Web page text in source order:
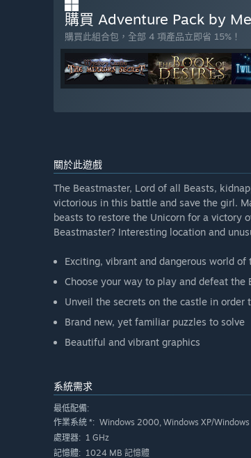
購買 Adventure Pack by
購買此組合包，全部 4 項產品立即省 15%！
關於此遊戲
The Beastmaster, Lord of all Beasts,
victorious in this battle and save the girl.
beasts to restore the Unicorn for a victory
Beastmaster? Interesting location and
Exciting, vibrant and dangerous world
Choose your way to play and defeat the
Unveil the secrets on the castle in order
Brand new, yet familiar puzzles to solve
Beautiful and vibrant graphics
系統需求
最低配備:
作業系統 *: Windows 2000, Windows XP/
處理器: 1 GHz
記憶體: 1024 MB 記憶體